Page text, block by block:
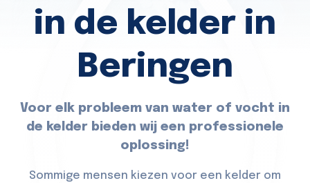
in de kelder in
Beringen
Voor elk probleem van water of vocht in
de kelder bieden wij een professionele
oplossing!
Sommige mensen kiezen voor een kelder om